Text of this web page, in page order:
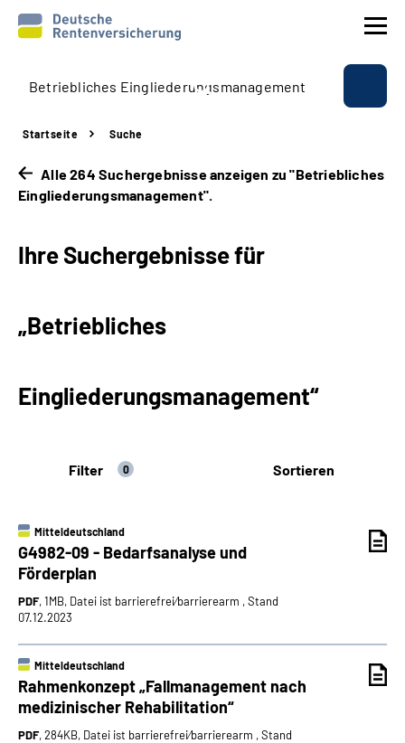
Rente
Beratung & Kontakt
Online-Services
Inhalte in Gebärdensprache (DGS)
Leichte Sprache
Startseite Suche
Alle 264 Suchergebnisse anzeigen zu "Betriebliches
Eingliederungsmanagement".
Ihre Suchergebnisse für
„Betriebliches
Eingliederungsmanagement“
Filter 0 Sortieren
Mitteldeutschland
G4982-09 - Bedarfsanalyse und
Förderplan
PDF, 1MB, Datei ist barrierefrei⁄barrierearm , Stand
07.12.2023
Mitteldeutschland
Rahmenkonzept „Fallmanagement nach
medizinischer Rehabilitation“
PDF, 284KB, Datei ist barrierefrei⁄barrierearm , Stand